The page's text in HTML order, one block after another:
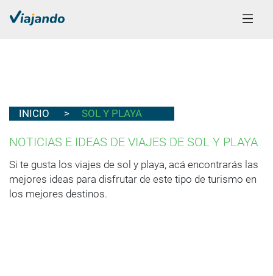
INICIO SOL Y PLAYA
NOTICIAS E IDEAS DE VIAJES DE SOL Y PLAYA
Si te gusta los viajes de sol y playa, acá encontrarás las
mejores ideas para disfrutar de este tipo de turismo en
los mejores destinos.